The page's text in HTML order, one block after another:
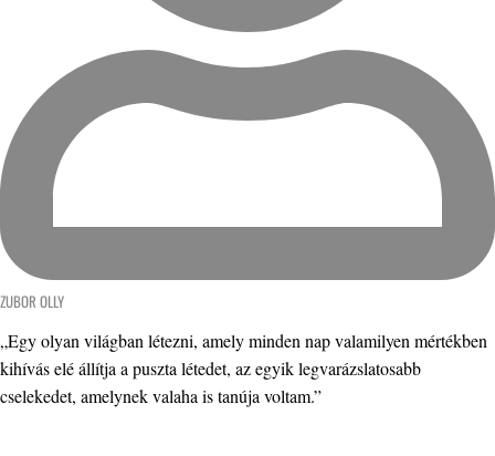
ZUBOR OLLY
„Egy olyan világban létezni, amely minden nap valamilyen mértékben
kihívás elé állítja a puszta létedet, az egyik legvarázslatosabb
cselekedet, amelynek valaha is tanúja voltam.”